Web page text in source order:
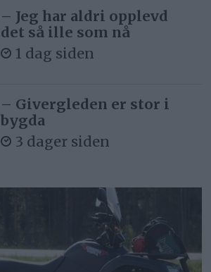
– Jeg har aldri opplevd
det så ille som nå
1 dag siden
– Givergleden er stor i
bygda
3 dager siden